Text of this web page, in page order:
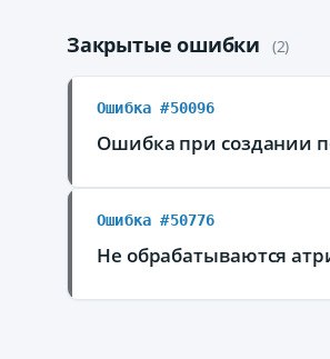
Закрытые ошибки (2)
Ошибка #50096
Ошибка при создании
Ошибка #50776
Не обрабатываются